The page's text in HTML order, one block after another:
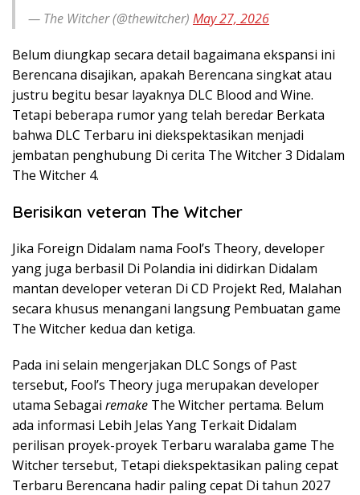
— The Witcher (@thewitcher) May 27, 2026
Belum diungkap secara detail bagaimana ekspansi ini
Berencana disajikan, apakah Berencana singkat atau
justru begitu besar layaknya DLC Blood and Wine.
Tetapi beberapa rumor yang telah beredar Berkata
bahwa DLC Terbaru ini diekspektasikan menjadi
jembatan penghubung Di cerita The Witcher 3 Didalam
The Witcher 4.
Berisikan veteran The Witcher
Jika Foreign Didalam nama Fool’s Theory, developer
yang juga berbasil Di Polandia ini didirkan Didalam
mantan developer veteran Di CD Projekt Red, Malahan
secara khusus menangani langsung Pembuatan game
The Witcher kedua dan ketiga.
Pada ini selain mengerjakan DLC Songs of Past
tersebut, Fool’s Theory juga merupakan developer
utama Sebagai remake The Witcher pertama. Belum
ada informasi Lebih Jelas Yang Terkait Didalam
perilisan proyek-proyek Terbaru waralaba game The
Witcher tersebut, Tetapi diekspektasikan paling cepat
Terbaru Berencana hadir paling cepat Di tahun 2027